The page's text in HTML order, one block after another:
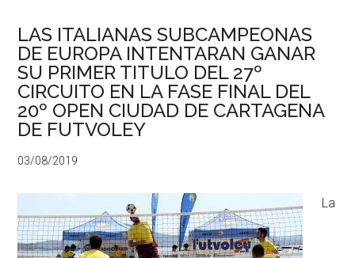
LAS ITALIANAS SUBCAMPEONAS
DE EUROPA INTENTARAN GANAR
SU PRIMER TITULO DEL 27º
CIRCUITO EN LA FASE FINAL DEL
20º OPEN CIUDAD DE CARTAGENA
DE FUTVOLEY
03/08/2019
La